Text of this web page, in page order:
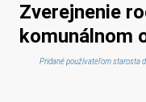
Zverejnenie
komunálnom
Pridané používateľomstarosta